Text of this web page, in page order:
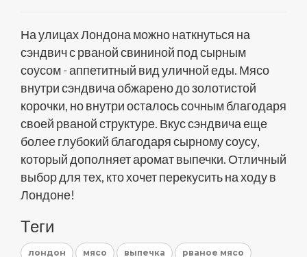
На улицах Лондона можно наткнуться на
сэндвич с рваной свининой под сырным
соусом - аппетитный вид уличной еды. Мясо
внутри сэндвича обжарено до золотистой
корочки, но внутри осталось сочным благодаря
своей рваной структуре. Вкус сэндвича еще
более глубокий благодаря сырному соусу,
который дополняет аромат выпечки. Отличный
выбор для тех, кто хочет перекусить на ходу в
Лондоне!
Теги
лондон мясо выпечка рваное мясо